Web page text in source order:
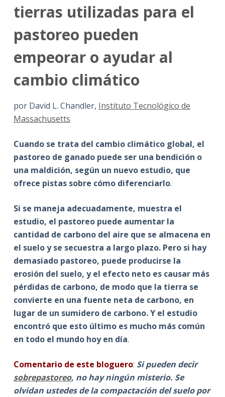
tierras utilizadas para el
pastoreo pueden
empeorar o ayudar al
cambio climático
por David L. Chandler, Instituto Tecnológico de
Massachusetts
Cuando se trata del cambio climático global, el
pastoreo de ganado puede ser una bendición o
una maldición, según un nuevo estudio, que
ofrece pistas sobre cómo diferenciarlo.
Si se maneja adecuadamente, muestra el
estudio, el pastoreo puede aumentar la
cantidad de carbono del aire que se almacena en
el suelo y se secuestra a largo plazo. Pero si hay
demasiado pastoreo, puede producirse la
erosión del suelo, y el efecto neto es causar más
pérdidas de carbono, de modo que la tierra se
convierte en una fuente neta de carbono, en
lugar de un sumidero de carbono. Y el estudio
encontró que esto último es mucho más común
en todo el mundo hoy en día.
Comentario de este bloguero: Si pueden decir
sobrepastoreo, no hay ningún misterio. Se
olvidan ustedes de la compactación del suelo por